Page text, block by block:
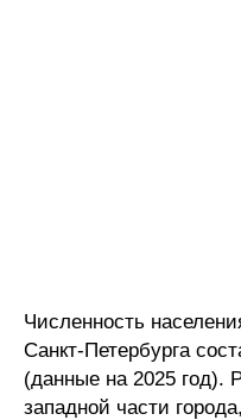
Численность
Санкт-Петербурга
(данные на 2025 год).
западной части